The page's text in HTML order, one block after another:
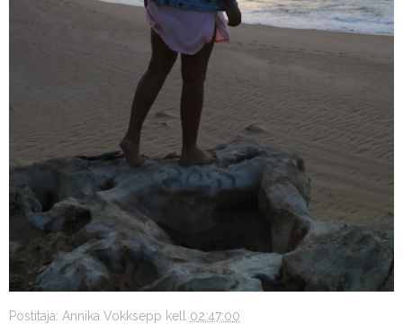
Postitaja: Annika Vokksepp kell 02:47:00